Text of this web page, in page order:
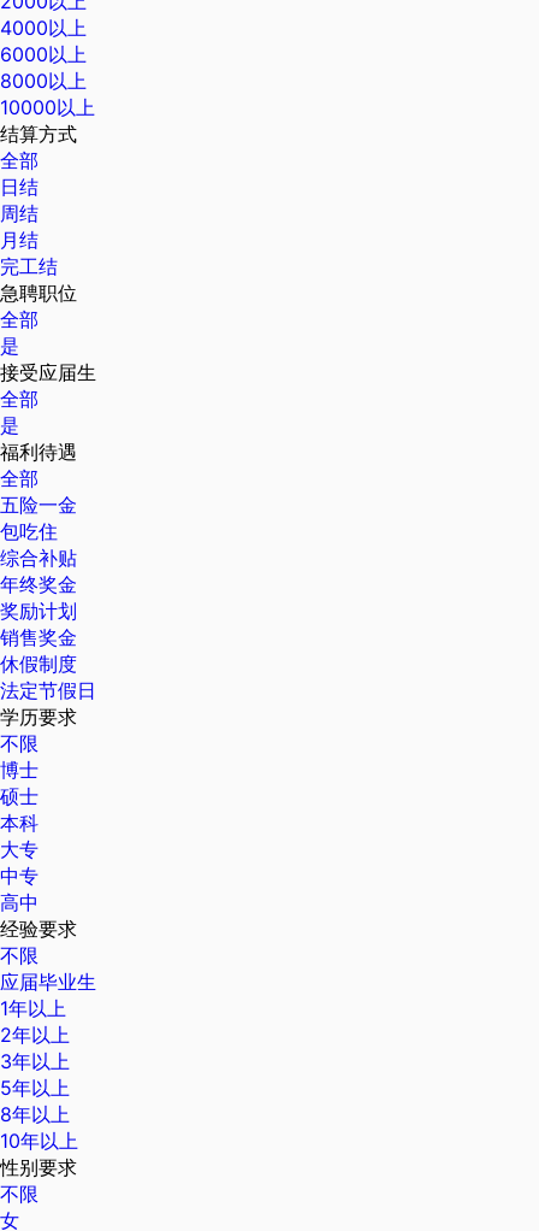
4000以上
6000以上
8000以上
10000以上
结算方式
全部
日结
周结
月结
完工结
急聘职位
全部
是
接受应届生
全部
是
福利待遇
全部
五险一金
包吃住
综合补贴
年终奖金
奖励计划
销售奖金
休假制度
法定节假日
学历要求
不限
博士
硕士
本科
大专
中专
高中
经验要求
不限
应届毕业生
1年以上
2年以上
3年以上
5年以上
8年以上
10年以上
性别要求
不限
女